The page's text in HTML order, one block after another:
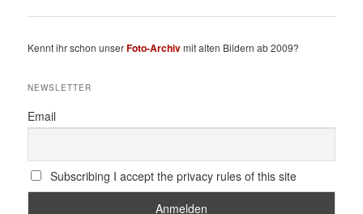
Kennt ihr schon unserFoto-Archivmit alten Bildern ab 2009?
NEWSLETTER
Email
Subscribing I accept the privacy rules of this site